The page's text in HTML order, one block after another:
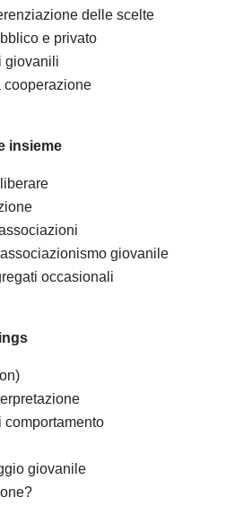
delle scelte
e privato
giovanili
cooperazione
insieme
giovanile
occasionali
comportamento
giovanile